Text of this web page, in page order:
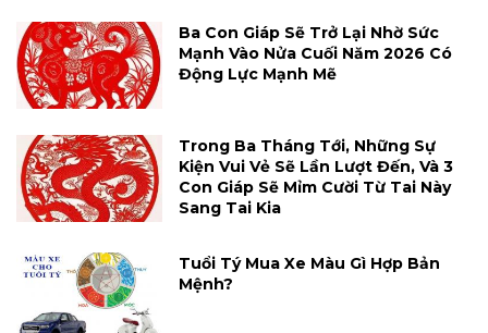
Ba Con Giáp Sẽ Trở Lại Nhờ Sức
Mạnh Vào Nửa Cuối Năm 2026 Có
Động Lực Mạnh Mẽ
Trong Ba Tháng Tới, Những Sự
Kiện Vui Vẻ Sẽ Lần Lượt Đến, Và 3
Con Giáp Sẽ Mỉm Cười Từ Tai Này
Sang Tai Kia
Tuổi Tý Mua Xe Màu Gì Hợp Bản
Mệnh?